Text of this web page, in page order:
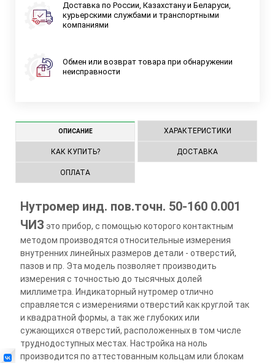
Доставка по России, Казахстану и Беларуси,
курьерскими службами и транспортными
компаниями
Обмен или возврат товара при обнаружении
неисправности
ОПИСАНИЕ ХАРАКТЕРИСТИКИ
КАК КУПИТЬ? ДОСТАВКА
ОПЛАТА
Нутромер инд. пов.точн. 50-160 0.001
ЧИЗ это прибор, с помощью которого контактным
методом производятся относительные измерения
внутренних линейных размеров детали - отверстий,
пазов и пр. Эта модель позволяет производить
измерения с точностью до тысячных долей
миллиметра. Индикаторный нутромер отлично
справляется с измерениями отверстий как круглой так
и квадратной формы, а так же глубоких или
сужающихся отверстий, расположенных в том числе
труднодоступных местах. Настройка на ноль
производится по аттестованным кольцам или блокам